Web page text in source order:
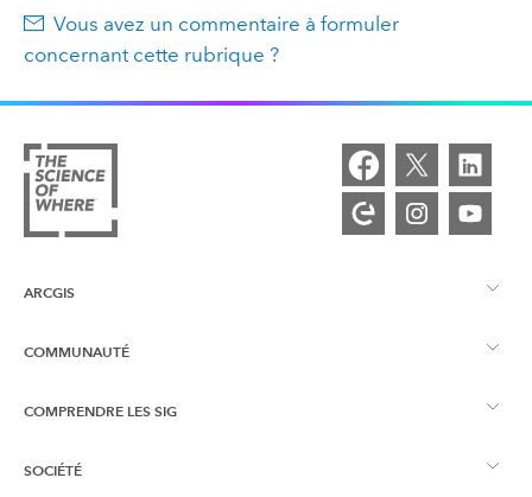
Vous avez un commentaire à formuler
concernant cette rubrique ?
ARCGIS
Vue d’ensemble d’ArcGIS
COMMUNAUTÉ
Esri Community
COMPRENDRE LES SIG
Qu’est-ce qu’un SIG ?
SOCIÉTÉ